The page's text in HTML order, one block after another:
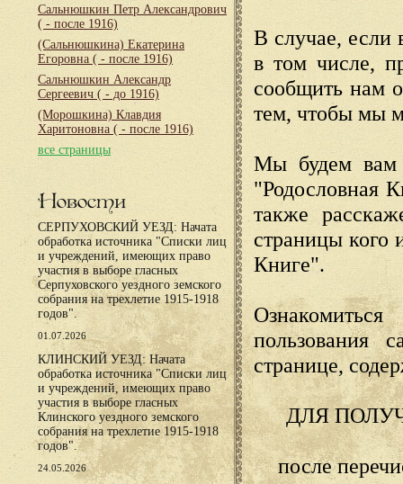
Сальнюшкин Петр Александрович
( - после 1916)
(Сальнюшкина) Екатерина
Егоровна ( - после 1916)
Сальнюшкин Александр
Сергеевич ( - до 1916)
(Морошкина) Клавдия
Харитоновна ( - после 1916)
все страницы
Новости
СЕРПУХОВСКИЙ УЕЗД: Начата
обработка источника "Списки лиц
и учреждений, имеющих право
участия в выборе гласных
Серпуховского уездного земского
собрания на трехлетие 1915-1918
годов".
01.07.2026
КЛИНСКИЙ УЕЗД: Начата
обработка источника "Списки лиц
и учреждений, имеющих право
участия в выборе гласных
Клинского уездного земского
собрания на трехлетие 1915-1918
годов".
24.05.2026
В случае, если
в том числе,
сообщить нам
тем, чтобы мы
Мы будем вам
"Родословная
также
страницы кого
Книге".
пользования
странице,
ДЛЯ
после